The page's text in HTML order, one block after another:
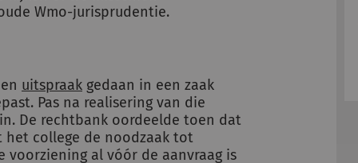
Wmo-jurisprudentie.
uitspraak gedaan in een zaak
Pas na realisering van die
De rechtbank oordeelde toen dat
college de noodzaak tot
voorziening al vóór de aanvraag is